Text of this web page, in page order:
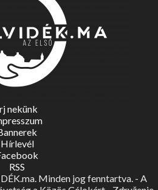
nekünk
Hírlevél
RSS
Minden jog fenntartva. - A